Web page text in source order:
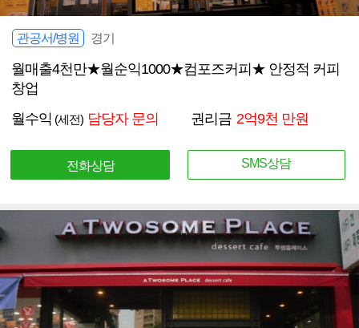
관공서/병원 경기
월매출4천만★월순익1000★컴포즈커피★ 안정적 커피
창업
월수익 (세전) 담당자 문의 권리금 2억9천 만원
전화상담 SMS상담